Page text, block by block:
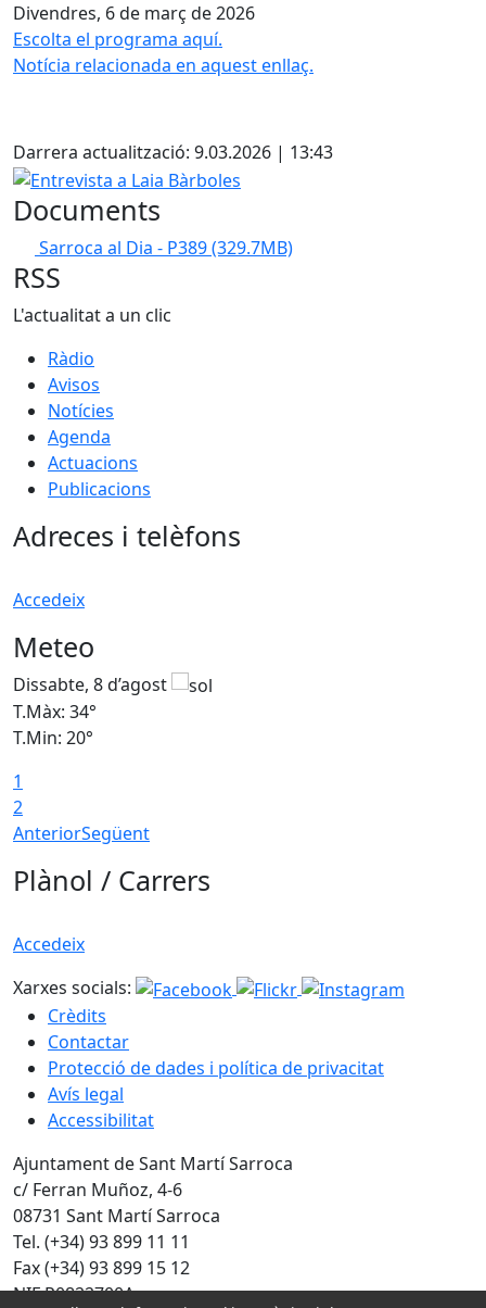
Divendres, 6 de març de 2026
Escolta el programa aquí.
Notícia relacionada en aquest enllaç.
Darrera actualització: 9.03.2026 | 13:43
Entrevista a Laia Bàrboles
Documents
Sarroca al Dia - P389(329.7MB)
RSS
L'actualitat a un clic
Ràdio
Avisos
Notícies
Agenda
Actuacions
Publicacions
Adreces i telèfons
Accedeix
Meteo
Dissabte, 8 d’agost
T.Màx: 34°
T.Min: 20°
1
2
AnteriorSegüent
Plànol / Carrers
Accedeix
Xarxes socials:
Crèdits
Contactar
Protecció de dades i política de privacitat
Avís legal
Accessibilitat
Ajuntament de Sant Martí Sarroca
c/ Ferran Muñoz, 4-6
08731 Sant Martí Sarroca
Tel. (+34) 93 899 11 11
Fax (+34) 93 899 15 12
NIF P0822700A